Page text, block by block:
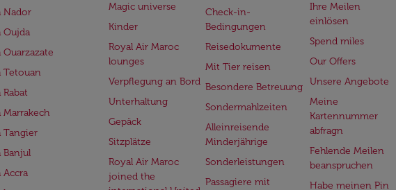
Nador
Oujda
Ouarzazate
Tetouan
Marrakech
Tangier
Banjul
Accra
Magic universe
Kinder
Royal Air Maroc
lounges
Verpflegung an Bord
Unterhaltung
Gepäck
Sitzplätze
Royal Air Maroc
joined the
Check-in-
Bedingungen
Reisedokumente
Mit Tier reisen
Besondere Betreuung
Sondermahlzeiten
Alleinreisende
Minderjährige
Sonderleistungen
Passagiere mit
Ihre Meilen
einlösen
Spend miles
Our Offers
Unsere Angebote
Meine
Kartennummer
abfragn
Fehlende Meilen
beanspruchen
Habe meinen Pin